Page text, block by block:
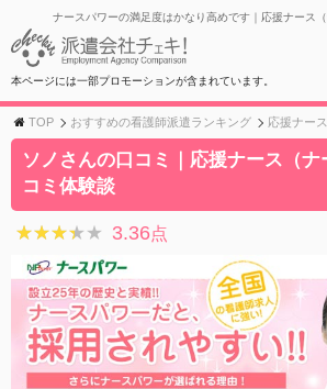
ナースパワーの満足度はかなり高めです｜応援ナース
本ページには一部プロモーションが含まれています。
TOP おすすめの看護師派遣ランキング 応援ナー
ソノさんの口コミ｜応援ナース（ナ
コミ体験談
★★★★★
★★★★★ 3.36点